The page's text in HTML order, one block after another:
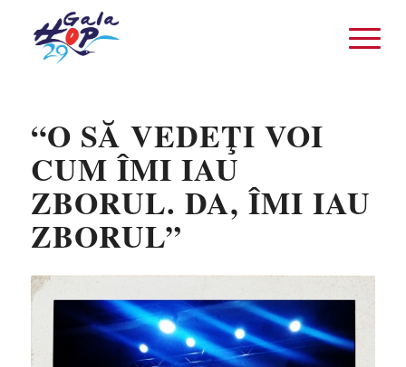
“O SĂ VEDEŢI VOI
CUM ÎMI IAU
ZBORUL. DA, ÎMI IAU
ZBORUL”